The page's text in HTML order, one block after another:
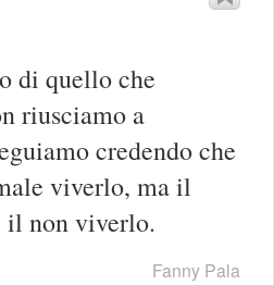
di quello che
riusciamo a
credendo che
viverlo, ma il
il non viverlo.
Fanny Pala